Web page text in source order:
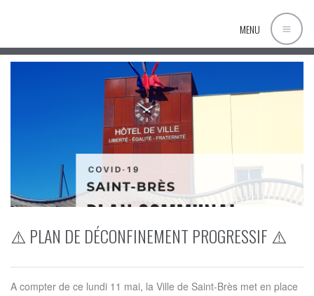
MENU
⚠️ PLAN DE DÉCONFINEMENT PROGRESSIF ⚠️
A compter de ce lundi 11 mai, la Ville de Saint-Brès met en place